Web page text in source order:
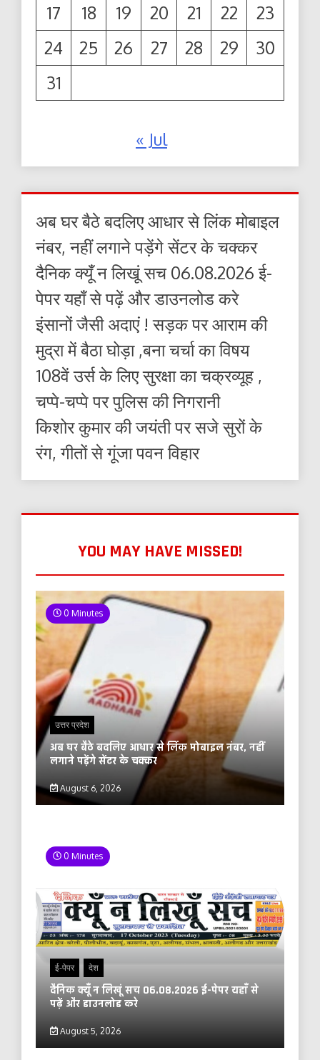
17
18 19 20 21 22
23
24
25 26 27 28 29
30
31
« Jul
अब घर बैठे बदलिए आधार से लिंक मोबाइल
नंबर, नहीं लगाने पड़ेंगे सेंटर के चक्कर
दैनिक क्यूँ न लिखूं सच 06.08.2026 ई-
पेपर यहाँ से पढ़ें और डाउनलोड करे
इंसानों जैसी अदाएं ! सड़क पर आराम की
मुद्रा में बैठा घोड़ा ,बना चर्चा का विषय
108वें उर्स के लिए सुरक्षा का चक्रव्यूह ,
चप्पे-चप्पे पर पुलिस की निगरानी
किशोर कुमार की जयंती पर सजे सुरों के
रंग, गीतों से गूंजा पवन विहार
YOU MAY HAVE MISSED!
0 Minutes
उत्तर प्रदेश
अब घर बैठे बदलिए आधार से लिंक मोबाइल नंबर, नहीं
लगाने पड़ेंगे सेंटर के चक्कर
August 6, 2026
0 Minutes
ई-पेपर देश
दैनिक क्यूँ न लिखूं सच 06.08.2026 ई-पेपर यहाँ से
पढ़ें और डाउनलोड करे
August 5, 2026